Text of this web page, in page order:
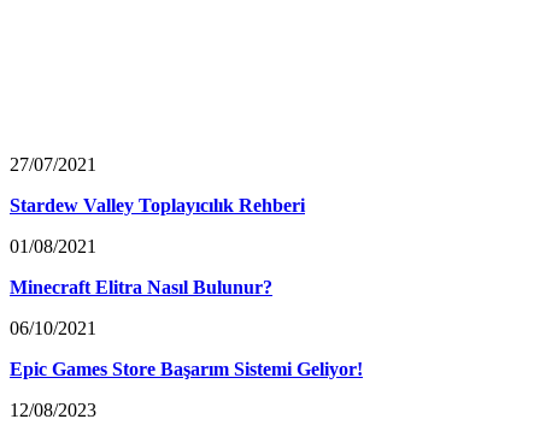
27/07/2021
Stardew Valley Toplayıcılık Rehberi
01/08/2021
Minecraft Elitra Nasıl Bulunur?
06/10/2021
Epic Games Store Başarım Sistemi Geliyor!
12/08/2023